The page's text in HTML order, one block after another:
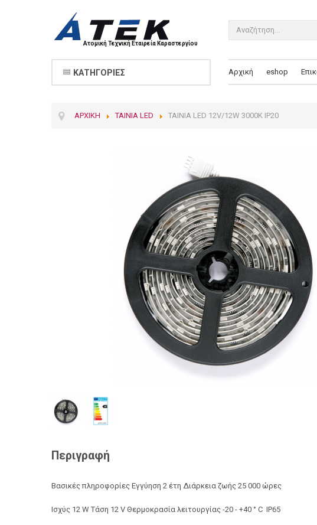
Ατομική Τεχνική Εταιρεία Καραστεργίου
ΚΑΤΗΓΟΡΊΕΣ Αρχική eshop
ΑΡΧΙΚΉ ΤΑΙΝΊΑ LED ΤΑΙΝΊΑ LED 12V/12W 3000Κ IP20
Περιγραφή
Βασικές πληροφορίες Εγγύηση 2 έτη Διάρκεια ζωής 25 000 ώρες
Ισχύς 12 W Τάση 12 V Θερμοκρασία λειτουργίας -20 - +40 ° C IP65